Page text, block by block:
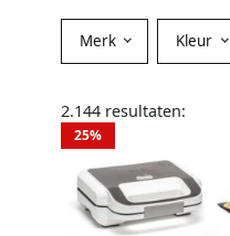
Merk Kleur
2.144 resultaten:
25%